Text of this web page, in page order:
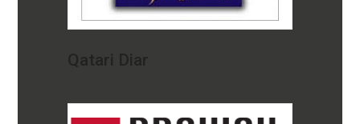
Qatari Diar